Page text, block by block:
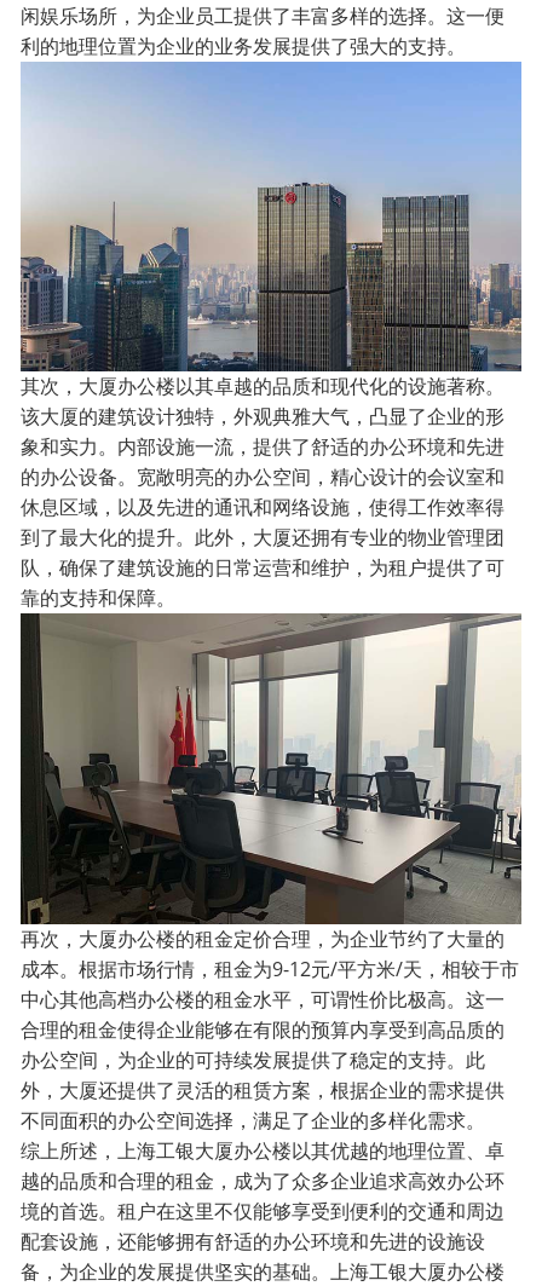
闲娱乐场所，为企业员工提供了丰富多样的选择。这一便
利的地理位置为企业的业务发展提供了强大的支持。
其次，大厦办公楼以其卓越的品质和现代化的设施著称。
该大厦的建筑设计独特，外观典雅大气，凸显了企业的形
象和实力。内部设施一流，提供了舒适的办公环境和先进
的办公设备。宽敞明亮的办公空间，精心设计的会议室和
休息区域，以及先进的通讯和网络设施，使得工作效率得
到了最大化的提升。此外，大厦还拥有专业的物业管理团
队，确保了建筑设施的日常运营和维护，为租户提供了可
靠的支持和保障。
再次，大厦办公楼的租金定价合理，为企业节约了大量的
成本。根据市场行情，租金为9-12元/平方米/天，相较于市
中心其他高档办公楼的租金水平，可谓性价比极高。这一
合理的租金使得企业能够在有限的预算内享受到高品质的
办公空间，为企业的可持续发展提供了稳定的支持。此
外，大厦还提供了灵活的租赁方案，根据企业的需求提供
不同面积的办公空间选择，满足了企业的多样化需求。
综上所述，上海工银大厦办公楼以其优越的地理位置、卓
越的品质和合理的租金，成为了众多企业追求高效办公环
境的首选。租户在这里不仅能够享受到便利的交通和周边
配套设施，还能够拥有舒适的办公环境和先进的设施设
备，为企业的发展提供坚实的基础。上海工银大厦办公楼